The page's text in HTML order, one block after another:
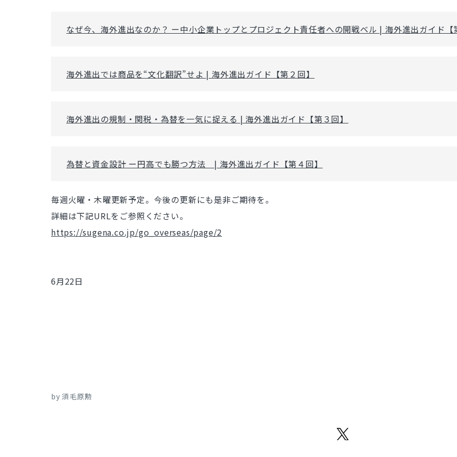
なぜ今、海外進出なのか？ ー中小企業トップとプロジェクト責任者への開戦ベル | 海外進出ガイド【
海外進出では商品を“文化翻訳”せよ | 海外進出ガイド【第２回】
海外進出の規制・関税・為替を一気に捉える | 海外進出ガイド【第３回】
為替と資金設計 ー円高でも勝つ方法 | 海外進出ガイド【第４回】
毎週火曜・木曜更新予定。今後の更新にも是非ご期待を。
詳細は下記URLをご参照ください。
https://sugena.co.jp/go_overseas/page/2
6月22日
by 須毛原勲